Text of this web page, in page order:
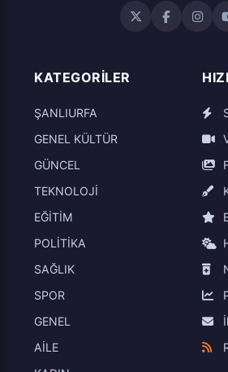
KATEGORILER
ŞANLIURFA
GENEL KÜLTÜR
GÜNCEL
TEKNOLOJİ
EĞİTİM
POLİTİKA
SAĞLIK
SPOR
GENEL
AİLE